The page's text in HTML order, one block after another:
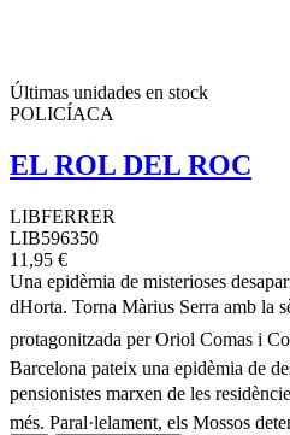
Últimas unidades en stock
POLICÍACA
EL ROL DEL ROC
LIBFERRER
LIB596350
11,95 €
Una epidèmia de misterioses
dHorta. Torna Màrius Serra amb la
protagonitzada per Oriol Comas i
Barcelona pateix una epidèmia de
pensionistes marxen de les
més. Paral·lelament, els Mossos